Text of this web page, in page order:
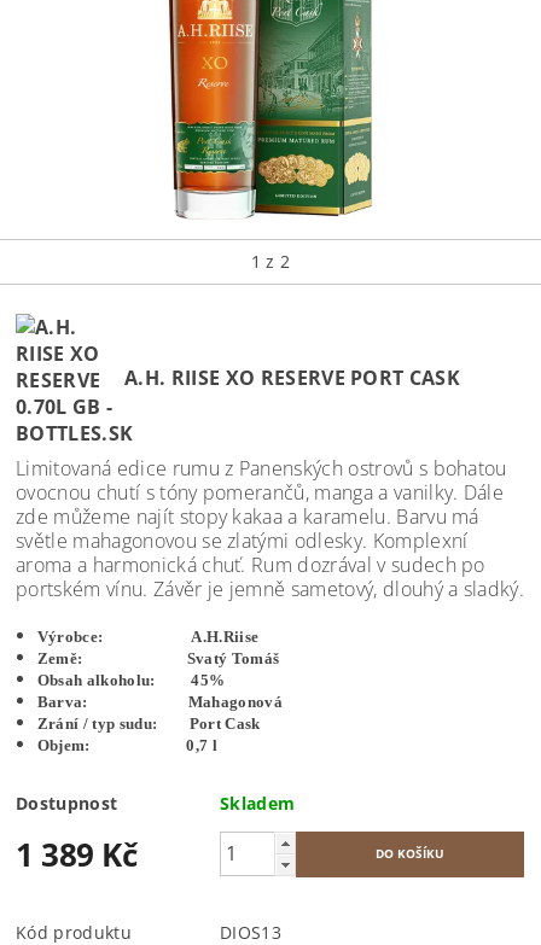
1 z 2
A.H. RIISE XO RESERVE PORT CASK
Limitovaná edice rumu z Panenských ostrovů s bohatou
ovocnou chutí s tóny pomerančů, manga a vanilky. Dále
zde můžeme najít stopy kakaa a karamelu. Barvu má
světle mahagonovou se zlatými odlesky. Komplexní
aroma a harmonická chuť. Rum dozrával v sudech po
portském vínu. Závěr je jemně sametový, dlouhý a sladký.
Výrobce: A.H.Riise
Země: Svatý Tomáš
Obsah alkoholu: 45%
Barva: Mahagonová
Zrání / typ sudu: Port Cask
Objem: 0,7 l
Dostupnost Skladem
1 389 Kč
Kód produktu DIOS13